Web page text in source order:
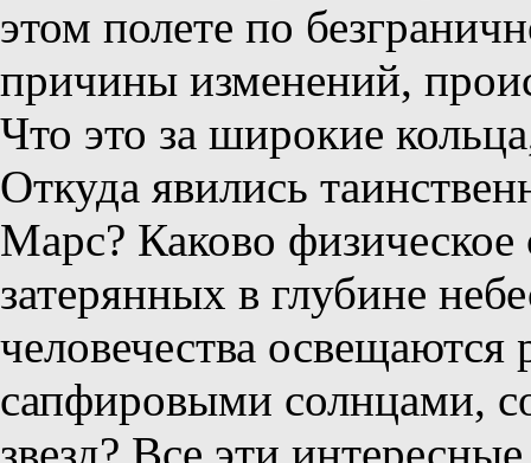
этом полете по
причины изменений,
Что это за широкие
Откуда явились
Марс? Каково физическое
затерянных в глубине
человечества
сапфировыми солнцами,